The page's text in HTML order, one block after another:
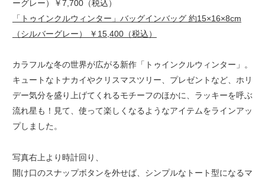
ーグレー）￥7,700（税込）
「トゥインクルウィンター」バッグインバッグ 約15×16×8cm
（シルバーグレー） ￥15,400（税込）
カラフルな冬の世界が広がる新作「トゥインクルウィンター」。
キュートなトナカイやクリスマスツリー、プレゼントなど、ホリ
デー気分を盛り上げてくれるモチーフのほかに、ラッキーを呼ぶ
流れ星も！見て、使って楽しくなるようなアイテムをラインアッ
プしました。
写真右上より時計回り、
開け口のスナップボタンを外せば、シンプルなトート型になるマ